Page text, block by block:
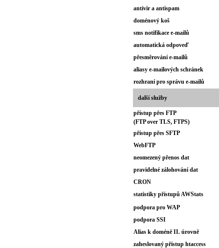
antivir a antispam
doménový koš
sms notifikace e-mailů
automatická odpoveď
přesměrování e-mailů
aliasy e-mailových schránek
rozhraní pro správu e-mailů
další služby
přístup přes FTP
(FTP over TLS, FTPS)
přístup přes SFTP
WebFTP
neomezený přenos dat
pravidelné zálohování dat
CRON
statistiky přístupů AWStats
podpora pro WAP
podpora SSI
Alias k doméně II. úrovně
zaheslovaný přístup htaccess